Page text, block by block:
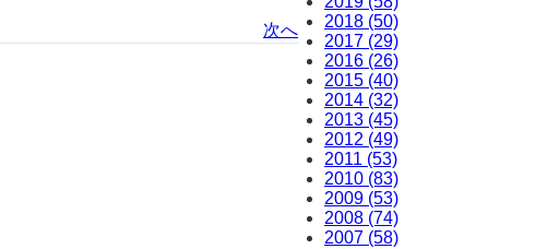
次へ
2018 (50)
2017 (29)
2016 (26)
2015 (40)
2014 (32)
2013 (45)
2012 (49)
2011 (53)
2010 (83)
2009 (53)
2008 (74)
2007 (58)